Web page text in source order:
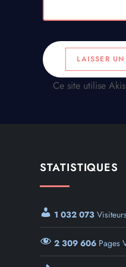
Ce site utilise
STATISTIQUES
1 032 073
2 309 606 Pages